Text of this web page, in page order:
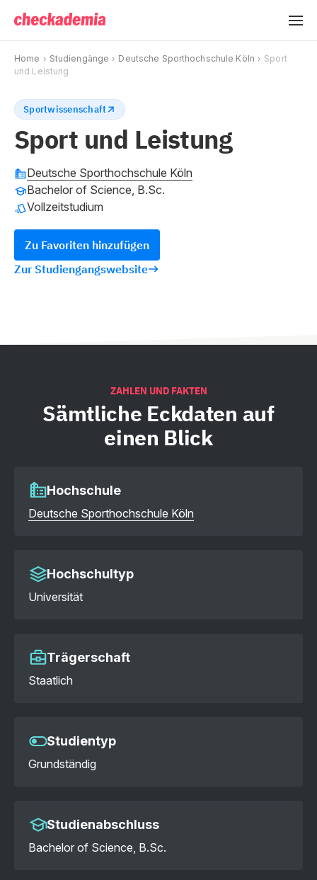
Home Studiengänge Deutsche Sporthochschule Köln
Sport
und Leistung
Sportwissenschaft
Sport und Leistung
Deutsche Sporthochschule Köln
Bachelor of Science, B.Sc.
Vollzeitstudium
Zu Favoriten hinzufügen
Zur Studiengangswebsite
ZAHLEN UND FAKTEN
Sämtliche Eckdaten auf
einen Blick
Hochschule
Deutsche Sporthochschule Köln
Hochschultyp
Universität
Trägerschaft
Staatlich
Studientyp
Grundständig
Studienabschluss
Bachelor of Science, B.Sc.